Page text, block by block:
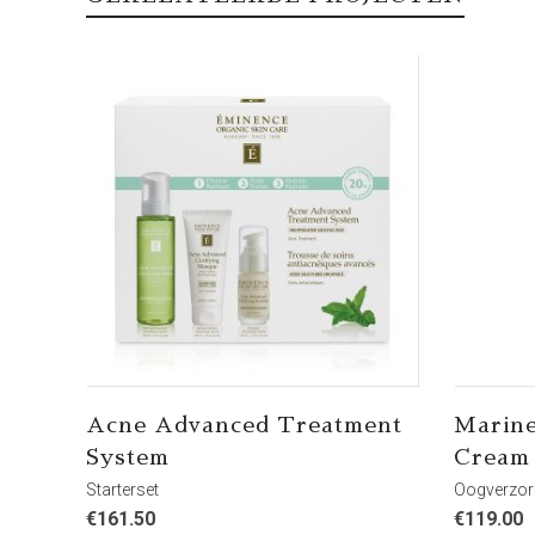
Acne Advanced Treatment
System
Starterset
€161.50
Cream
€119.00